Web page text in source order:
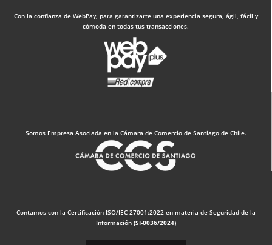
Con la confianza de WebPay, para garantizarte una experiencia segura, ágil, fácil y
cómoda en todas tus transacciones.
Somos Empresa Asociada en la Cámara de Comercio de Santiago de Chile.
Contamos con la Certificación ISO/IEC 27001:2022 en materia de Seguridad de la
Información (SI-0036/2024)